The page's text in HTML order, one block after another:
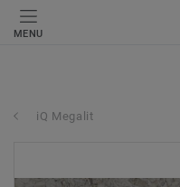
MENU
iQ Megalit